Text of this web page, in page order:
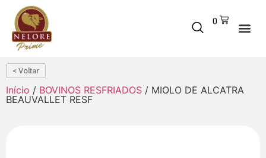
0
< Voltar
Início / BOVINOS RESFRIADOS / MIOLO DE ALCATRA
BEAUVALLET RESF